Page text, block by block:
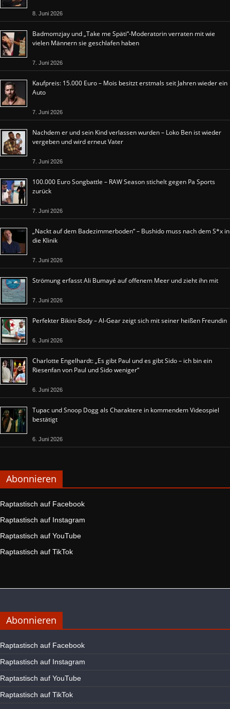
8. Juni 2026
Badmomzjay und „Take me Späti“-Moderatorin verraten mit wie
vielen Männern sie geschlafen haben
7. Juni 2026
Kaufpreis: 15.000 Euro – Mois besitzt erstmals seit Jahren wieder ein
Auto
7. Juni 2026
Nachdem er und sein Kind verlassen wurden – Loko Ben ist wieder
vergeben und wird erneut Vater
7. Juni 2026
100.000 Euro Songbattle – RAW Season stichelt gegen Pa Sports
zurück
7. Juni 2026
„Nackt auf dem Badezimmerboden“ – Bushido muss nach dem S*x in
die Klinik
7. Juni 2026
Strömung erfasst Ali Bumayé auf offenem Meer und zieht ihn mit
7. Juni 2026
Perfekter Bikini-Body – Al-Gear zeigt sich mit seiner heißen Freundin
6. Juni 2026
Charlotte Engelhardt: „Es gibt Paul und es gibt Sido – ich bin ein
Riesenfan von Paul und Sido weniger“
6. Juni 2026
Tupac und Snoop Dogg als Charaktere in kommendem Videospiel
bestätigt
6. Juni 2026
Abonnieren
Raptastisch auf Facebook
Raptastisch auf Instagram
Raptastisch auf YouTube
Raptastisch auf TikTok
Abonnieren
Raptastisch auf Facebook
Raptastisch auf Instagram
Raptastisch auf YouTube
Raptastisch auf TikTok